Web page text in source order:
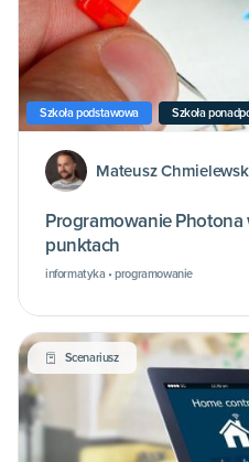
Szkoła podstawowa Szkoła
Mateusz
Programowanie
punktach
informatyka • programowanie
Scenariusz